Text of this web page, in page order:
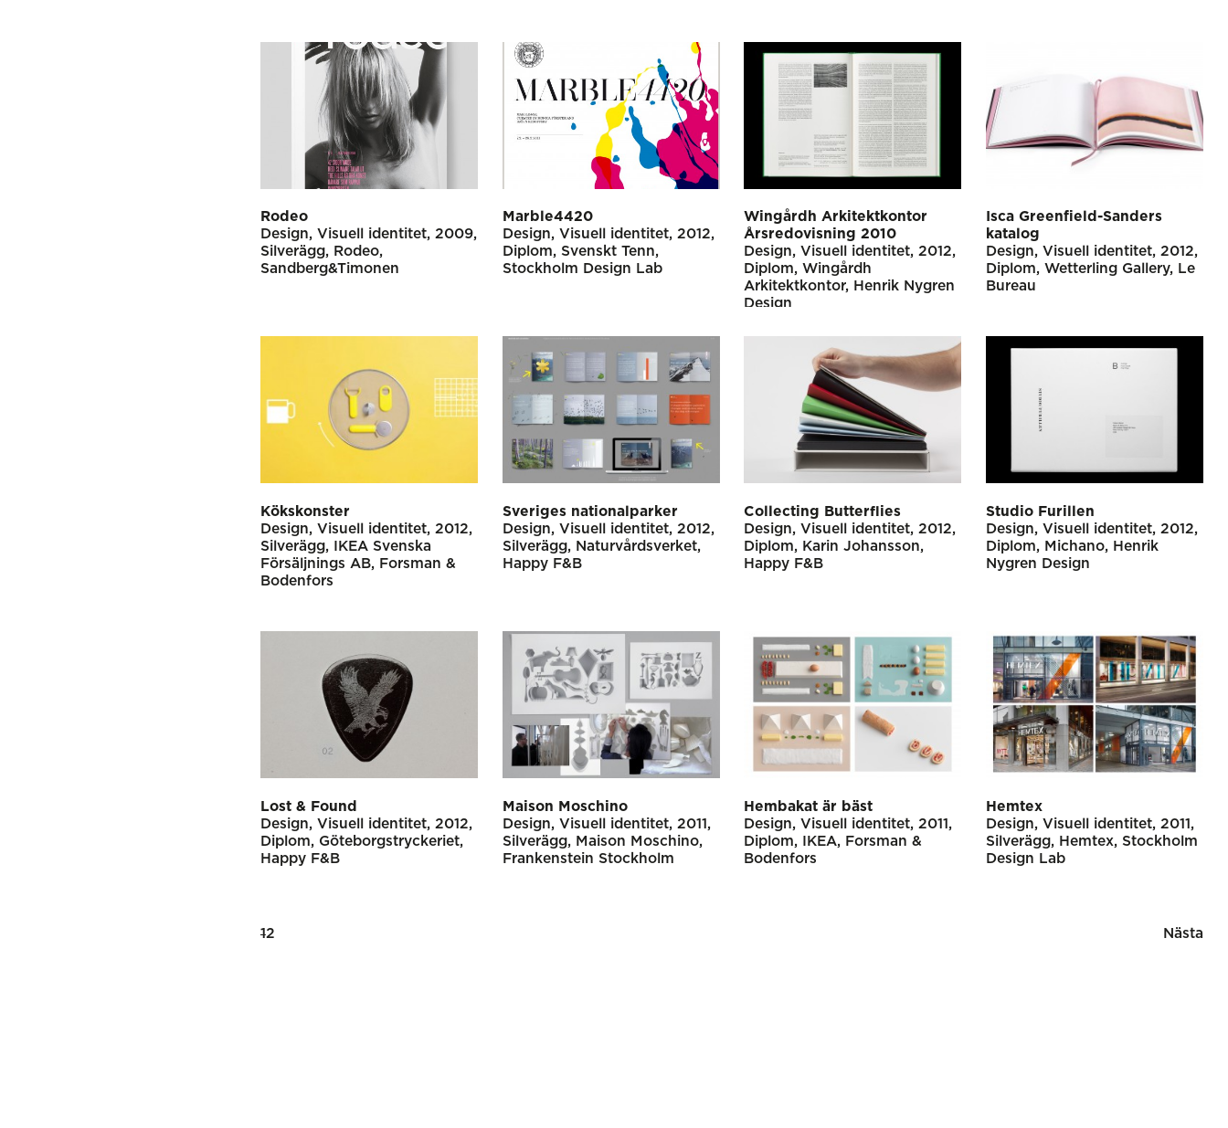
Rodeo
Design
Visuell identitet
2009
Silverägg
Rodeo
Sandberg&Timonen
Marble4420
Design
Visuell identitet
2012
Diplom
Svenskt Tenn
Stockholm Design Lab
Wingårdh Arkitektkontor
Årsredovisning 2010
Design
Visuell identitet
2012
Diplom
Wingårdh
Arkitektkontor
Henrik Nygren
Design
Isca Greenfield-Sanders
katalog
Design
Visuell identitet
2012
Diplom
Wetterling Gallery
Le
Bureau
Kökskonster
Design
Visuell identitet
2012
Silverägg
IKEA Svenska
Försäljnings AB
Forsman &
Bodenfors
Sveriges nationalparker
Design
Visuell identitet
2012
Silverägg
Naturvårdsverket
Happy F&B
Collecting Butterflies
Design
Visuell identitet
2012
Diplom
Karin Johansson
Happy F&B
Studio Furillen
Design
Visuell identitet
2012
Diplom
Michano
Henrik
Nygren Design
Lost & Found
Design
Visuell identitet
2012
Diplom
Göteborgstryckeriet
Happy F&B
Maison Moschino
Design
Visuell identitet
2011
Silverägg
Maison Moschino
Frankenstein Stockholm
Hembakat är bäst
Design
Visuell identitet
2011
Diplom
IKEA
Forsman &
Bodenfors
Hemtex
Design
Visuell identitet
2011
Silverägg
Hemtex
Stockholm
Design Lab
Posts
12 Nästa